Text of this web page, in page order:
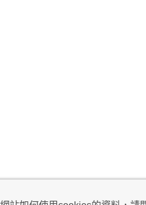
© Now TV Limited 2011-